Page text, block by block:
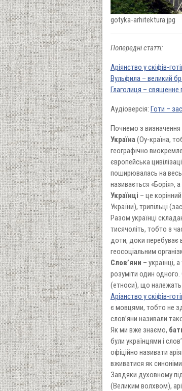
gotyka-arhitektura.jpg
Попередні статті:
Аріянство у скіфів-
Вульфила – великий
Глаголиця – священне
Аудіоверсія: Готи –
Почнемо з визначення
Україна(Оу-країна,
географічно
європейська
поширювалась на весь
називається «Борія»,
Українці – це
України), трипільці
Разом українці
тисячоліть, тобто з
доти, доки перебуває
геосоціальним
Слов’яни – українці,
розуміти один
(етноси), що належать
Аріанство у скіфів-
є мовцями, тобто не
слов’яни називали
Як ми вже знаємо,
були українцями і
офіційно називати
вживатися як
Завдяки духовному
(Великим волхвом),